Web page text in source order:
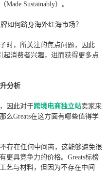
Sustainably）。
时，所关注的焦点问题，因此
起消费者兴趣，进而获得更多点
分析
因此对于跨境电商独立站卖家来
么Greats在这方面有哪些值得学
存在任何中间商，这能够避免很
更具竞争力的价格。Greats标榜
艺与材料，但因为不存在中间